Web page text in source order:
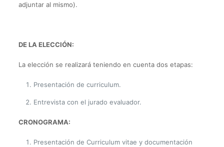
adjuntar al mismo).
DE LA ELECCIÓN:
La elección se realizará teniendo en cuenta dos etapas:
Presentación de curriculum.
Entrevista con el jurado evaluador.
CRONOGRAMA:
Presentación de Curriculum vitae y documentación